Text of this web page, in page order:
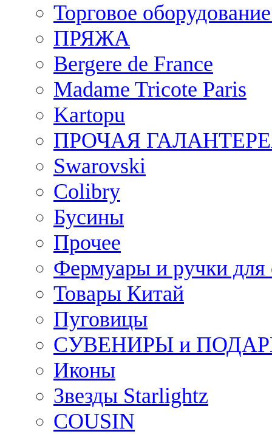
Торговое
ПРЯЖА
Bergere de France
Madame Tricote Paris
Kartopu
ПРОЧАЯ
Swarovski
Colibry
Бусины
Прочее
Фермуары и ручки для
Товары Китай
Пуговицы
СУВЕНИРЫ и
Иконы
Звезды Starlightz
COUSIN